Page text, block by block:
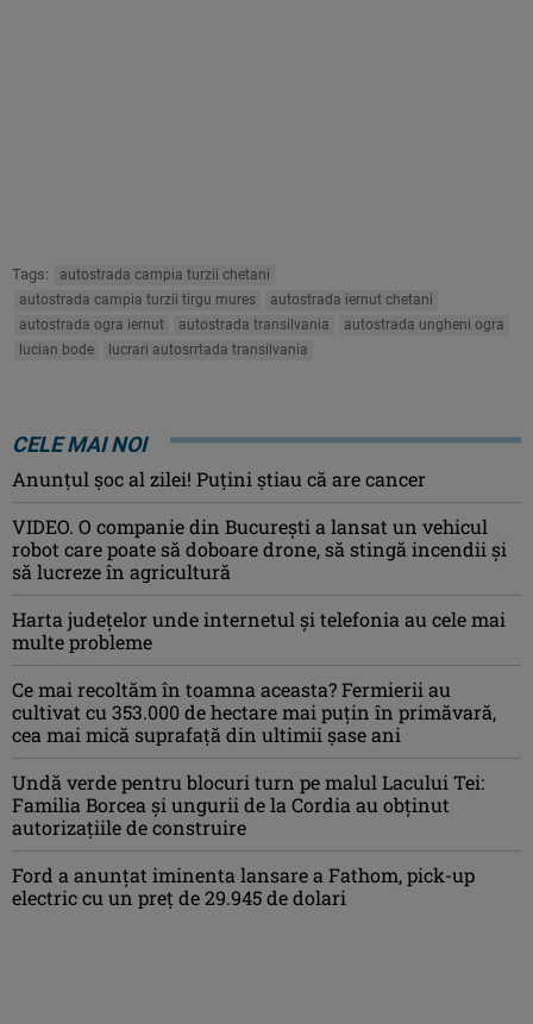
Tags:
autostrada campia turzii chetani
autostrada campia turzii tirgu mures
autostrada iernut chetani
autostrada ogra iernut
autostrada transilvania
autostrada ungheni ogra
lucian bode
lucrari autosrrtada transilvania
CELE MAI NOI
Anunţul şoc al zilei! Puţini ştiau că are cancer
VIDEO. O companie din București a lansat un vehicul
robot care poate să doboare drone, să stingă incendii și
să lucreze în agricultură
Harta județelor unde internetul și telefonia au cele mai
multe probleme
Ce mai recoltăm în toamna aceasta? Fermierii au
cultivat cu 353.000 de hectare mai puțin în primăvară,
cea mai mică suprafață din ultimii șase ani
Undă verde pentru blocuri turn pe malul Lacului Tei:
Familia Borcea și ungurii de la Cordia au obținut
autorizațiile de construire
Ford a anunțat iminenta lansare a Fathom, pick-up
electric cu un preț de 29.945 de dolari